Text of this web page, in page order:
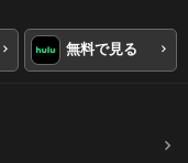
無料で見る